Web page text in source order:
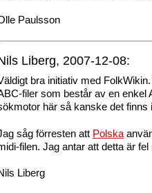
Paulsson
Liberg, 2007-12-08:
bra initiativ med
filer som består av en enkel
här så kanske det finns
såg förresten att Polska
filen. Jag antar att detta är
Liberg